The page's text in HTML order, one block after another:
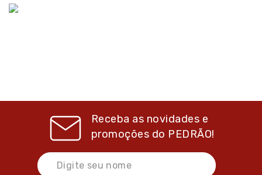
Receba as novidades e
promoções do PEDRÃO!